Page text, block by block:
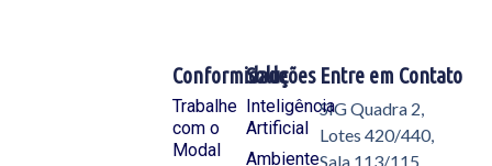
Soluções
Inteligência
Artificial
Ambiente
Conformidade
Trabalhe
com o
Modal
Entre em Contato
SIG Quadra 2,
Lotes 420/440,
Sala 113/115